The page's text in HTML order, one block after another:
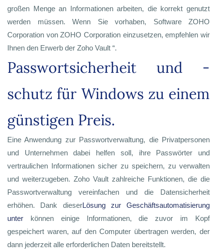
großen Menge an Informationen arbeiten, die korrekt genutzt
werden müssen. Wenn Sie vorhaben, Software ZOHO
Corporation von ZOHO Corporation einzusetzen, empfehlen wir
Ihnen den Erwerb der Zoho Vault “.
Passwortsicherheit und -
schutz für Windows zu einem
günstigen Preis.
Eine Anwendung zur Passwortverwaltung, die Privatpersonen
und Unternehmen dabei helfen soll, ihre Passwörter und
vertraulichen Informationen sicher zu speichern, zu verwalten
und weiterzugeben. Zoho Vault zahlreiche Funktionen, die die
Passwortverwaltung vereinfachen und die Datensicherheit
erhöhen. Dank dieserLösung zur Geschäftsautomatisierung
unter können einige Informationen, die zuvor im Kopf
gespeichert waren, auf den Computer übertragen werden, der
dann jederzeit alle erforderlichen Daten bereitstellt.